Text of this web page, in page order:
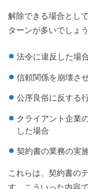
解除できる場合とし
ターンが多いでしょう
法令に違反した場
信頼関係を崩壊さ
公序良俗に反する
クライアント企業
した場合
契約書の業務の実
これらは、契約書の
す、こういった内容